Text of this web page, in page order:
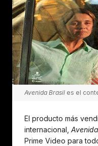
Avenida Brasil es el
El producto más
internacional,
Prime Video para